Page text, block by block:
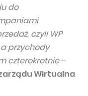
do
czyli WP
przychody
czterokrotnie–
Wirtualna